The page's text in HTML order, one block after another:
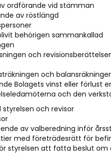
ordförande vid stämman
av röstlängd
behörigen sammankallad
och
och
Bolagets vinst eller förlust
och den
och revisor
av valberedning inför
med företrädesrätt för
styrelsen att fatta beslut om